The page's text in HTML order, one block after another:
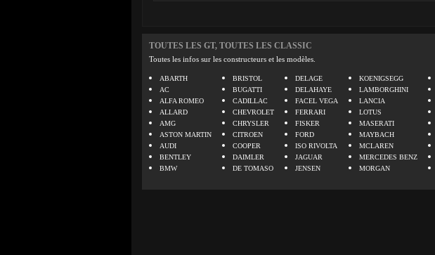
TOUTES LES GT, TOUTES LES CLASSIC
Toutes les infos sur les constructeurs et les modèles.
ABARTH
AC
ALFA ROMEO
ALLARD
AMG
ASTON MARTIN
AUDI
BENTLEY
BMW
BRISTOL
BUGATTI
CADILLAC
CHEVROLET
CHRYSLER
CITROEN
COOPER
DAIMLER
DE TOMASO
DELAGE
DELAHAYE
FACEL VEGA
FERRARI
FISKER
FORD
ISO RIVOLTA
JAGUAR
JENSEN
KOENIGSEGG
LAMBORGHINI
LANCIA
LOTUS
MASERATI
MAYBACH
MCLAREN
MERCEDES BENZ
MORGAN